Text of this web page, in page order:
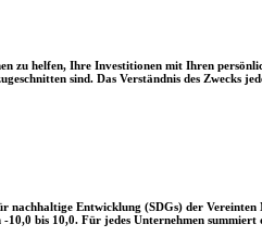
zu helfen, Ihre Investitionen mit Ihren
sind. Das Verständnis des
nachhaltige Entwicklung (SDGs) der
bis 10,0. Für jedes Unternehmen